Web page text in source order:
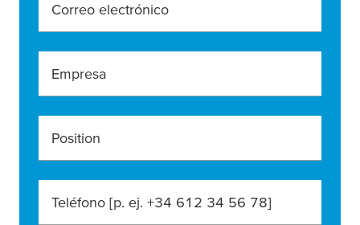
Correo electrónico
Empresa
Position
Teléfono [p. ej. +34 612 34 56 78]